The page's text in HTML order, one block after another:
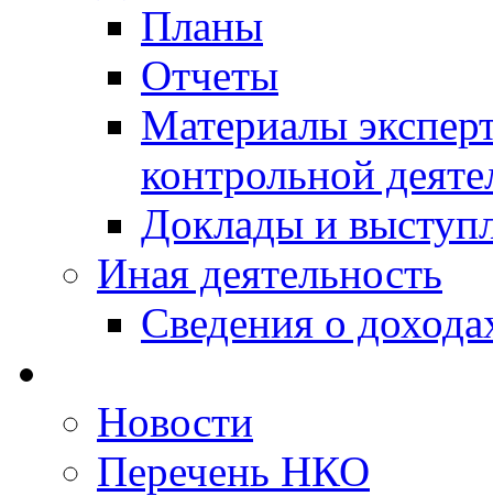
Планы
Отчеты
Материалы
контрольной
Доклады и
Иная деятельность
Сведения о
Новости
Перечень НКО